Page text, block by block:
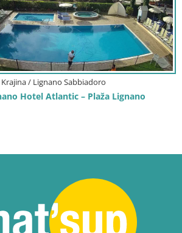
/ Lignano Sabbiadoro
Hotel Atlantic – Plaža Lignano